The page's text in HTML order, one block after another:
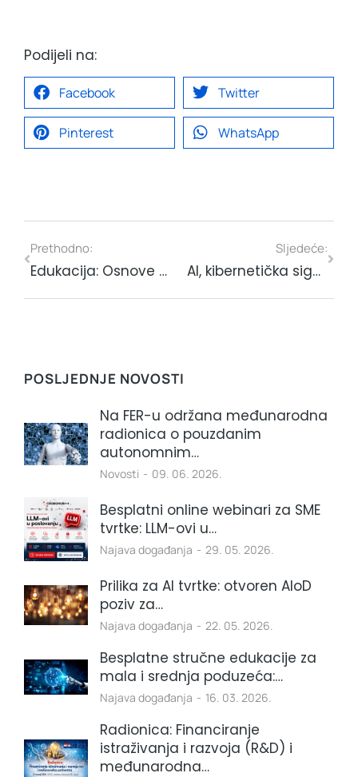
Podijeli na:
Facebook Twitter
Pinterest WhatsApp
Prethodno:
Edukacija: Osnove radiofrekvencijskog (RF) inženjerstva
Sljedeće:
AI, kibernetička sigurnost i HPC u praksi: kako hrvatske tvrtke mogu postati dio digitalne transformacije
POSLJEDNJE NOVOSTI
Na FER-u održana međunarodna
radionica o pouzdanim
autonomnim…
Novosti 09. 06. 2026.
Besplatni online webinari za SME
tvrtke: LLM-ovi u…
Najava događanja 29. 05. 2026.
Prilika za AI tvrtke: otvoren AIoD
poziv za…
Najava događanja 22. 05. 2026.
Besplatne stručne edukacije za
mala i srednja poduzeća:…
Najava događanja 16. 03. 2026.
Radionica: Financiranje
istraživanja i razvoja (R&D) i
međunarodna…